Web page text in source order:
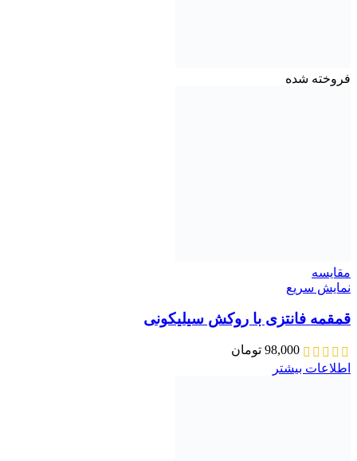
فروخته شده
مقايسه
نمایش سریع
قمقمه فانتزی با روکش سیلیکونی
98,000 تومان
اطلاعات بیشتر